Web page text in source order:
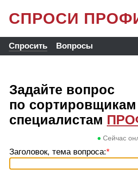
СПРОСИ
Спросить Вопросы
Задайте вопрос
по сортировщикам
специалистам
● Сейчас
Заголовок, тема вопроса:*